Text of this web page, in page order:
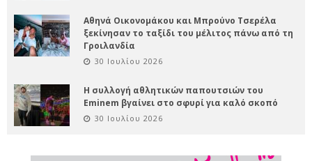
Αθηνά Οικονομάκου και Μπρούνο Τσερέλα
ξεκίνησαν το ταξίδι του μέλιτος πάνω από τη
Γροιλανδία
30 Ιουλίου 2026
Η συλλογή αθλητικών παπουτσιών του
Eminem βγαίνει στο σφυρί για καλό σκοπό
30 Ιουλίου 2026